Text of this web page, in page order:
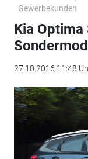
Gewerbekunden
Kia
27.10.2016 11:48